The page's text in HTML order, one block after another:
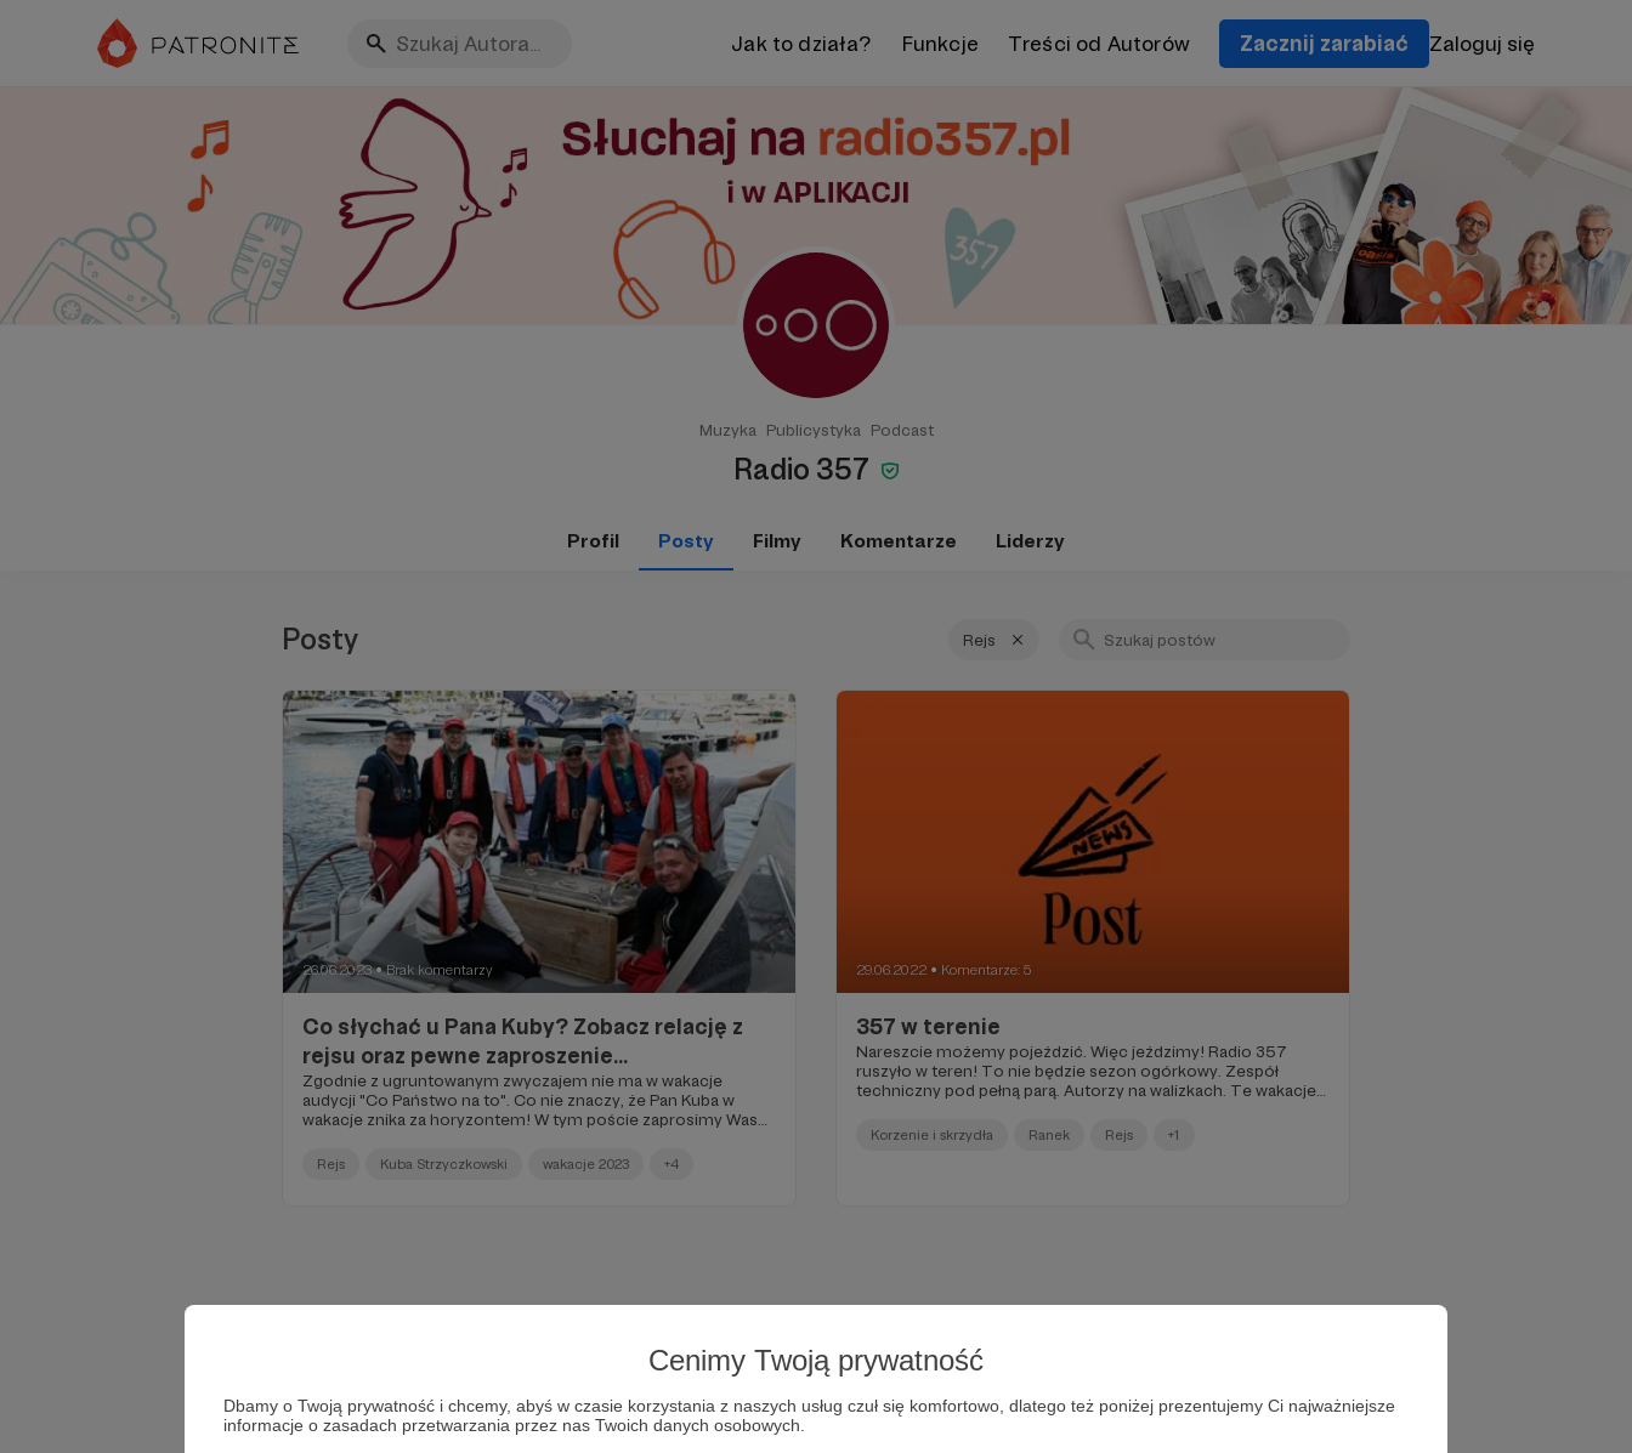
Cenimy Twoją prywatność
Dbamy o Twoją prywatność i chcemy, abyś w czasie korzystania z naszych usług czuł się komfortowo, dlatego też poniżej prezentujemy Ci najważniejsze
informacje o zasadach przetwarzania przez nas Twoich danych osobowych.
Jak to działa? Funkcje Treści od Autorów Zacznij zarabiać Zaloguj się
Muzyka Publicystyka Podcast
Radio 357
Profil Posty Filmy Komentarze Liderzy
Posty Rejs
26.06.2023 ● Brak komentarzy
Co słychać u Pana Kuby? Zobacz relację z
rejsu oraz pewne zaproszenie…
Zgodnie z ugruntowanym zwyczajem nie ma w wakacje
audycji "Co Państwo na to". Co nie znaczy, że Pan Kuba w
wakacje znika za horyzontem! W tym poście zaprosimy Was
Rewala, a także podsumujemy rejs, który odbył się na Zatoce
Gdańskiej w połowie czerwca. Zapraszamy do lektury!
Rejs Kuba Strzyczkowski wakacje 2023 +4
29.06.2022 ● Komentarze: 5
357 w terenie
Nareszcie możemy pojeździć. Więc jeździmy! Radio 357
ruszyło w teren! To nie będzie sezon ogórkowy. Zespół
techniczny pod pełną parą. Autorzy na walizkach. Te wakacje
Tu podsumujemy pierwsze „wyjazdówki”. A już niedługo
będzie je można znaleźć na specjalnej mapie ;) Zapraszamy do
Korzenie i skrzydła Ranek Rejs +1